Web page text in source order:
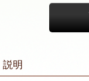
説明